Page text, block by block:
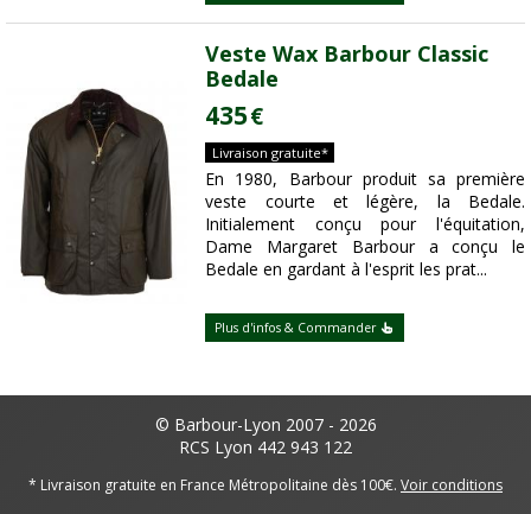
Veste Wax Barbour Classic
Bedale
435€
Livraison gratuite*
En 1980, Barbour produit sa première
veste courte et légère, la Bedale.
Initialement conçu pour l'équitation,
Dame Margaret Barbour a conçu le
Bedale en gardant à l'esprit les prat...
Plus d'infos & Commander
© Barbour-Lyon 2007 - 2026
RCS Lyon 442 943 122
* Livraison gratuite en France Métropolitaine dès 100€. Voir conditions